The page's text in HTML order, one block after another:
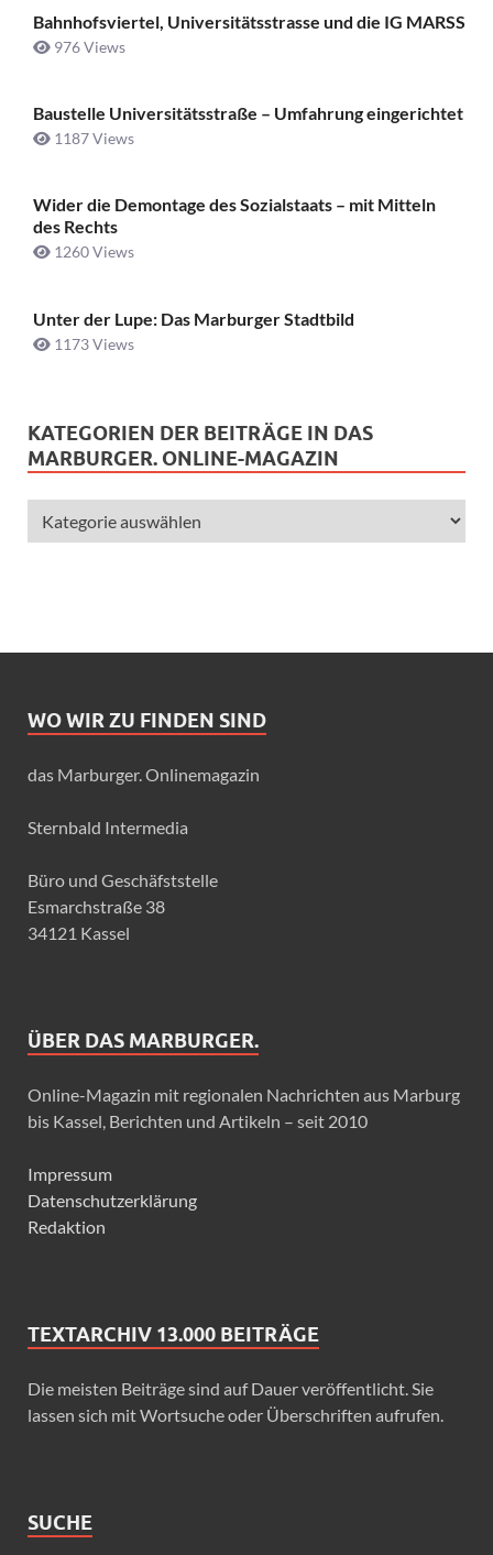
Bahnhofsviertel, Universitätsstrasse und die IG MARSS
976 Views
Baustelle Universitätsstraße ­– Umfahrung eingerichtet
1187 Views
Wider die Demontage des Sozialstaats – mit Mitteln
des Rechts
1260 Views
Unter der Lupe: Das Marburger Stadtbild
1173 Views
KATEGORIEN DER BEITRÄGE IN DAS
MARBURGER. ONLINE-MAGAZIN
WO WIR ZU FINDEN SIND
das Marburger. Onlinemagazin
Sternbald Intermedia
Büro und Geschäfststelle
Esmarchstraße 38
34121 Kassel
ÜBER DAS MARBURGER.
Online-Magazin mit regionalen Nachrichten aus Marburg
bis Kassel, Berichten und Artikeln – seit 2010
Impressum
Datenschutzerklärung
Redaktion
TEXTARCHIV 13.000 BEITRÄGE
Die meisten Beiträge sind auf Dauer veröffentlicht. Sie
lassen sich mit Wortsuche oder Überschriften aufrufen.
SUCHE